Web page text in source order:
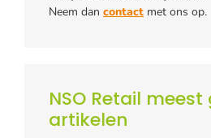
Neem dan contact met ons op.
NSO Retail meest
artikelen